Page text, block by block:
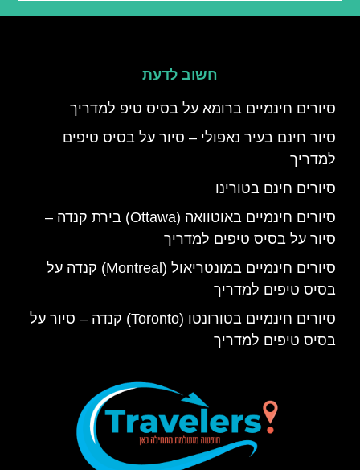
חשוב לדעת
סיורים חינמיים ברומא על בסיס טיפ למדריך
סיור חינם בעיר נאפולי – סיור על בסיס טיפים
למדריך
סיורים חינם בטורינו
סיורים חינמיים באוטוואה (Ottawa) בירת קנדה –
סיור על בסיס טיפים למדריך
סיורים חינמיים במונטריאול (Montreal) קנדה על
בסיס טיפים למדריך
סיורים חינמיים בטורונטו (Toronto) קנדה – סיור על
בסיס טיפים למדריך